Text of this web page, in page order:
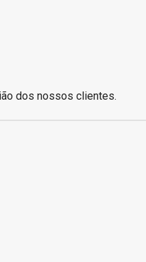
dos nossos clientes.